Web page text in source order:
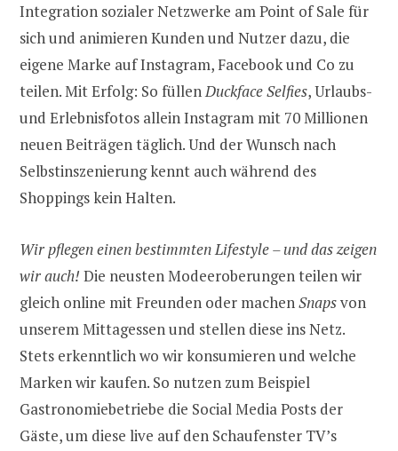
Integration sozialer Netzwerke am Point of Sale für
sich und animieren Kunden und Nutzer dazu, die
eigene Marke auf Instagram, Facebook und Co zu
teilen. Mit Erfolg: So füllenDuckface Selfies, Urlaubs-
und Erlebnisfotos allein Instagram mit 70 Millionen
neuen Beiträgen täglich. Und der Wunsch nach
Selbstinszenierung kennt auch während des
Shoppings kein Halten.
Wir pflegen einen bestimmten Lifestyle – und das zeigen
wir auch! Die neusten Modeeroberungen teilen wir
gleich online mit Freunden oder machenSnapsvon
unserem Mittagessen und stellen diese ins Netz.
Stets erkenntlich wo wir konsumieren und welche
Marken wir kaufen. So nutzen zum Beispiel
Gastronomiebetriebe die Social Media Posts der
Gäste, um diese live auf den Schaufenster TV’s